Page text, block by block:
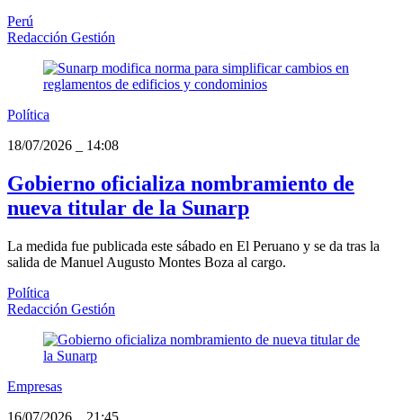
Perú
Redacción Gestión
Política
18/07/2026
14:08
Gobierno oficializa nombramiento de
nueva titular de la Sunarp
La medida fue publicada este sábado en El Peruano y se da tras la
salida de Manuel Augusto Montes Boza al cargo.
Política
Redacción Gestión
Empresas